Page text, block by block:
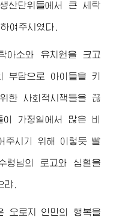
산단위들에서 큰 세탁
여주시였다.
아소와 유치원을 크고
부담으로 아이들을 키
한 사회적시책들을 끊
가정일에서 많은 비
주시기 위해 이렇듯 빨
령님 의 로고와 심혈을
.
오로지 인민의 행복을